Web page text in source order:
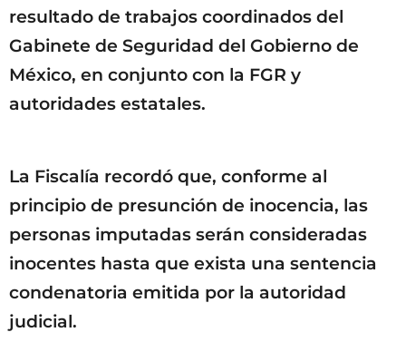
resultado de trabajos coordinados del
Gabinete de Seguridad del Gobierno de
México, en conjunto con la FGR y
autoridades estatales.
La Fiscalía recordó que, conforme al
principio de presunción de inocencia, las
personas imputadas serán consideradas
inocentes hasta que exista una sentencia
condenatoria emitida por la autoridad
judicial.